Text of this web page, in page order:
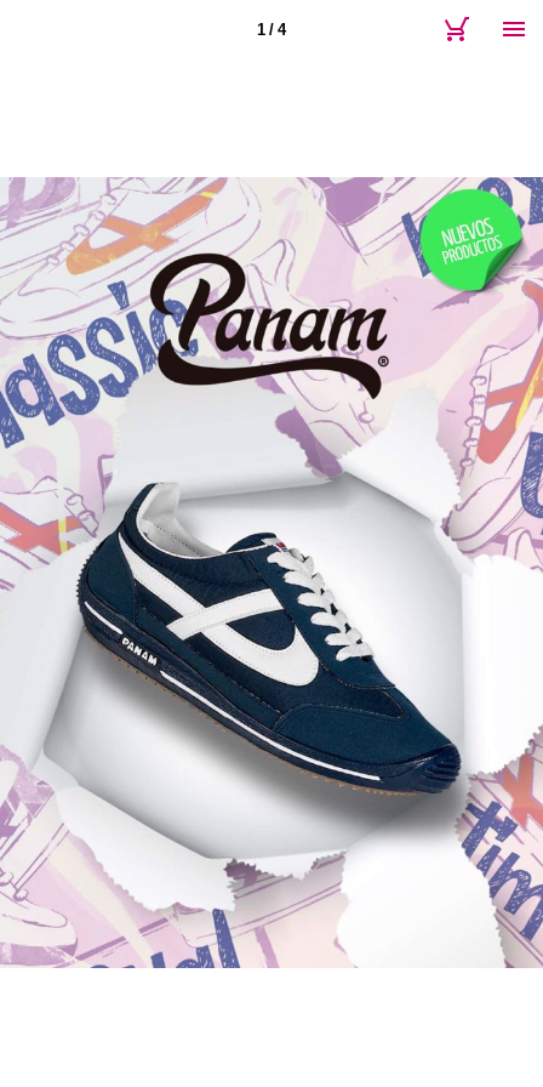
1 / 4